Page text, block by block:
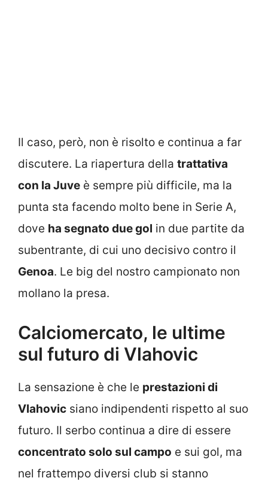
Il caso, però, non è risolto e continua a far
discutere. La riapertura della trattativa
con la Juve è sempre più difficile, ma la
punta sta facendo molto bene in Serie A,
dove ha segnato due gol in due partite da
subentrante, di cui uno decisivo contro il
Genoa. Le big del nostro campionato non
mollano la presa.
Calciomercato, le ultime
sul futuro di Vlahovic
La sensazione è che le prestazioni di
Vlahovic siano indipendenti rispetto al suo
futuro. Il serbo continua a dire di essere
concentrato solo sul campo e sui gol, ma
nel frattempo diversi club si stanno